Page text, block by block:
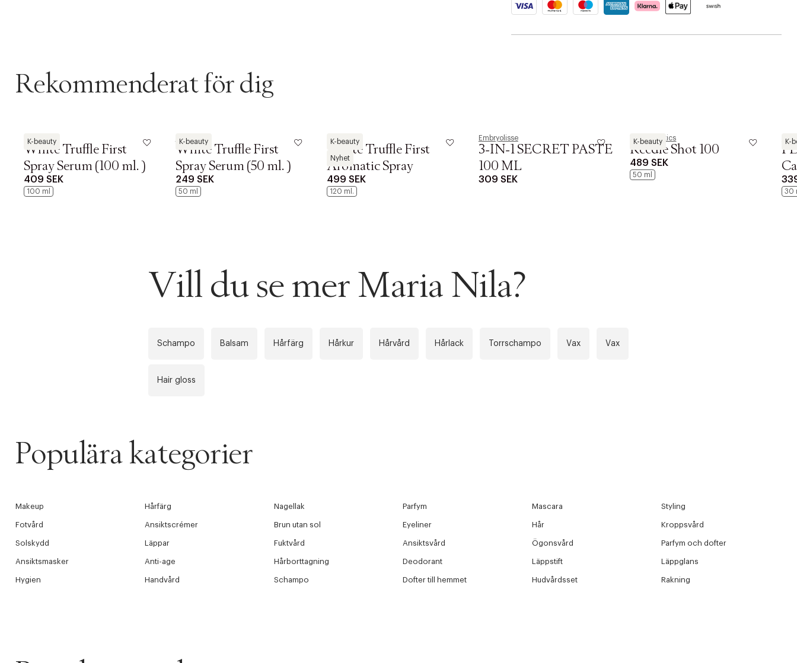
Rekommenderat för dig
K-beauty
dAlba
White Truffle First
Spray Serum (100 ml. )
409 SEK
100 ml
K-beauty
dAlba
White Truffle First
Spray Serum (50 ml. )
249 SEK
50 ml
K-beauty
Nyhet
dAlba
White Truffle First
Aromatic Spray
499 SEK
120 ml.
Embryolisse
3-IN-1 SECRET PASTE
100 ML
309 SEK
K-beauty
VT Cosmetics
Reedle Shot 100
489 SEK
50 ml
K-
30
Vill du se mer Maria Nila?
Schampo Balsam Hårfärg Hårkur Hårvård Hårlack Torrschampo Vax Vax
Hair gloss
Populära kategorier
Makeup Hårfärg Nagellak Parfym Mascara Styling
Fotvård Ansiktscrémer Brun utan sol Eyeliner Hår Kroppsvård
Solskydd Läppar Fuktvård Ansiktsvård Ögonsvård Parfym och dofter
Ansiktsmasker Anti-age Hårborttagning Deodorant Läppstift Läppglans
Hygien Handvård Schampo Dofter till hemmet Hudvårdsset Rakning
Leveranstid: 2-5 arbetsdagar.
Retur 30 dagar.
Øv vi kan desværre ikke vise dig denne video. Tillad statistiske cookies for at kunne se
Edit cookies
PRODUKTEN HITTADES TYVÄRR INTE